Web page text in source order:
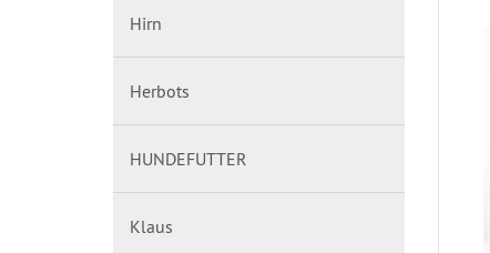
Hirn
Herbots
HUNDEFUTTER
Klaus